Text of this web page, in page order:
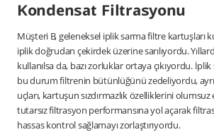
Kondensat Filtrasyonu
Müşteri B, geleneksel iplik sarma filtre kartuşları
iplik doğrudan çekirdek üzerine sarılıyordu.
kullanılsa da, bazı zorluklar ortaya çıkıyordu.
bu durum filtrenin bütünlüğünü zedeliyordu,
uçları, kartuşun sızdırmazlık özelliklerini
tutarsız filtrasyon performansına yol açarak
hassas kontrol sağlamayı zorlaştırıyordu.